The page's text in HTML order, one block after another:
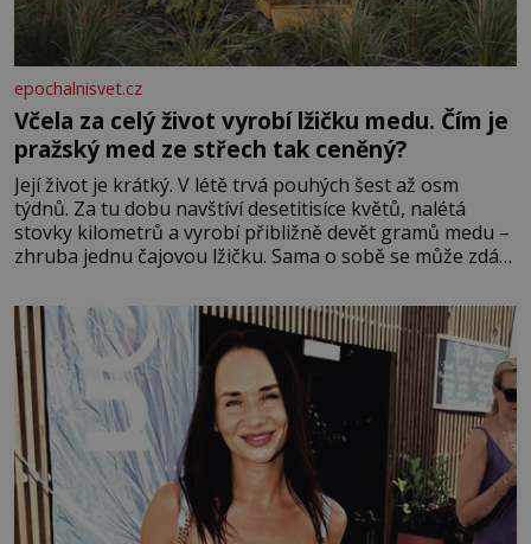
epochalnisvet.cz
Včela za celý život vyrobí lžičku medu. Čím je
pražský med ze střech tak ceněný?
Její život je krátký. V létě trvá pouhých šest až osm
týdnů. Za tu dobu navštíví desetitisíce květů, nalétá
stovky kilometrů a vyrobí přibližně devět gramů medu –
zhruba jednu čajovou lžičku. Sama o sobě se může zdát
tisíc příslušnic svého včelstva, vznikne jeden z
nejdokonalejších organismů